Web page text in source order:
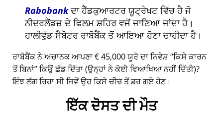
Rabobankਦਾ ਹੈੱਡਕੁਆਰਟਰ ਯੂਟ੍ਰੇਖਟ ਵਿੱਚ ਹੈ ਜੋ
ਨੀਦਰਲੈਂਡਜ਼ ਦੇ ਫਿਲਮ ਸ਼ਹਿਰ ਵਜੋਂ ਜਾਣਿਆ ਜਾਂਦਾ ਹੈ।
ਹਾਲੀਵੁੱਡ ਸੈਬੋਟਰ ਰਾਬੋਬੈਂਕ ਤੋਂ ਆਇਆ ਹੋਣਾ ਚਾਹੀਦਾ ਹੈ।
ਰਾਬੋਬੈਂਕ ਨੇ ਅਚਾਨਕ ਆਪਣਾ € 45,000 ਯੂਰੋ ਦਾ ਨਿਵੇਸ਼ ਕਿਸੇ ਕਾਰਨ
ਤੋਂ ਬਿਨਾਂ ਕਿਉਂ ਛੱਡ ਦਿੱਤਾ (ਉਨ੍ਹਾਂ ਨੇ ਕੋਈ ਵਿਆਖਿਆ ਨਹੀਂ ਦਿੱਤੀ)?
ਇੰਝ ਲੱਗ ਰਿਹਾ ਸੀ ਜਿਵੇਂ ਉਹ ਕਿਸੇ ਚੀਜ਼ ਤੋਂ ਡਰ ਗਏ ਹੋਣ।
ਇੱਕ ਦੋਸਤ ਦੀ ਮੌਤ